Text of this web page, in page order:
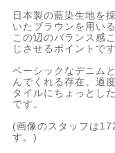
日本製の藍染生地を
いたブラウンを用い
この辺のバランス感
じさせるポイントです
ベーシックなデニム
んでくれる存在。過
タイルにちょっとし
です。
(画像のスタッフは
す。)